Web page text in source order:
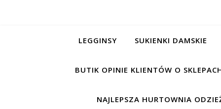
LEGGINSY SUKIENKI DAMSKIE
BUTIK OPINIE KLIENTÓW O
NAJLEPSZA HURTOWNIA